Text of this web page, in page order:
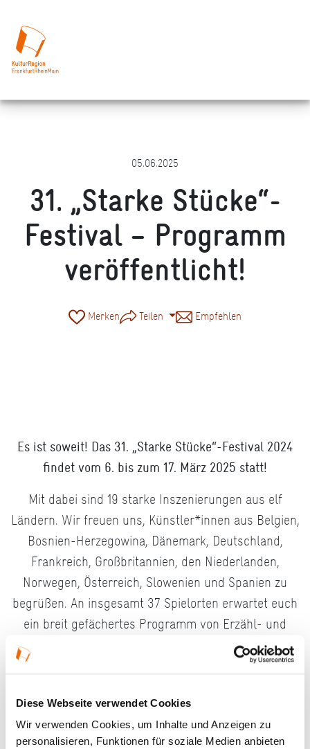
Diese Webseite verwendet Cookies
Wir verwenden Cookies, um Inhalte und Anzeigen zu
personalisieren, Funktionen für soziale Medien anbieten
05.06.2025
31. „Starke Stücke“-
Festival – Programm
veröffentlicht!
Merken Teilen Empfehlen
Es ist soweit! Das 31. „Starke Stücke“-Festival 2024
findet vom 6. bis zum 17. März 2025 statt!
Mit dabei sind 19 starke Inszenierungen aus elf
Ländern. Wir freuen uns, Künstler*innen aus Belgien,
Bosnien-Herzegowina, Dänemark, Deutschland,
Frankreich, Großbritannien, den Niederlanden,
Norwegen, Österreich, Slowenien und Spanien zu
begrüßen. An insgesamt 37 Spielorten erwartet euch
ein breit gefächertes Programm von Erzähl- und
Objekttheater, Akrobatik und Tanz bis hin zu
Installationen, multimedialen Performances, einem
Das komplette Programm ist veröffentlicht unter
www.starke-stuecke.net. Neben unserem